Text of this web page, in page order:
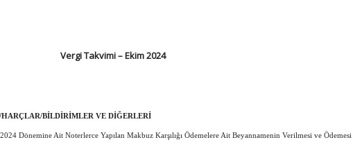
Vergi Takvimi – Ekim 2024
BİLDİRİMLER VE DİĞERLERİ
Dönemine Ait Noterlerce Yapılan Makbuz Karşılığı Ödemelere Ait Beyannamenin Verilmesi ve Ödemesi